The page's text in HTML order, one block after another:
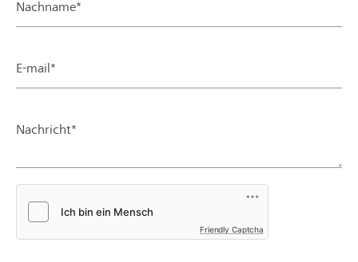
Nachname*
E-mail*
Nachricht*
Friendly Captcha